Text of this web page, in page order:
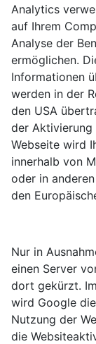
Analytics
auf Ihrem
Analyse der
ermöglichen.
Informationen
werden in der
den USA
der Aktivierung
Webseite wird
innerhalb von
oder in
den
Nur in
einen Server
dort gekürzt.
wird Google
Nutzung der
die